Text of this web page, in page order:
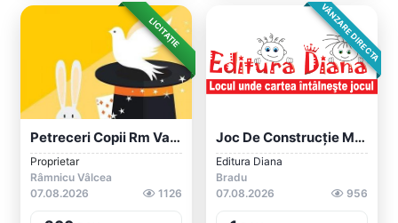
LICITAȚIE
Petreceri Copii Rm Valcea Magician
Proprietar
Râmnicu Vâlcea
07.08.2026
1126
VÂNZARE DIRECTA
Joc De Construcție Magnetic Copii
Editura Diana
Bradu
07.08.2026
956